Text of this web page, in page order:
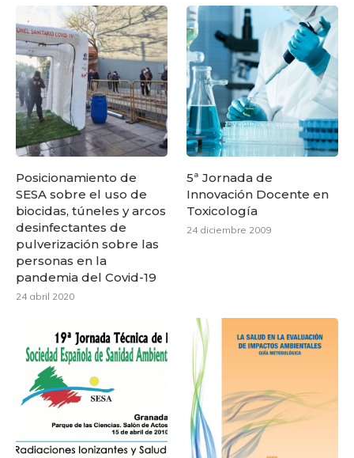
Posicionamiento de
SESA sobre el uso de
biocidas, túneles y arcos
desinfectantes de
pulverización sobre las
personas en la
pandemia del Covid-19
24 abril 2020
5ª Jornada de
Innovación Docente en
Toxicología
24 diciembre 2009